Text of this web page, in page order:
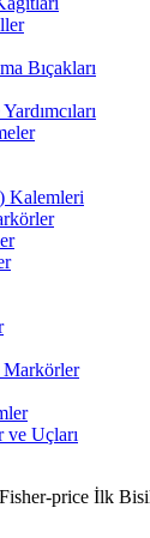
Bıçakları
Kalemleri
Markörler
ve Uçları
price İlk